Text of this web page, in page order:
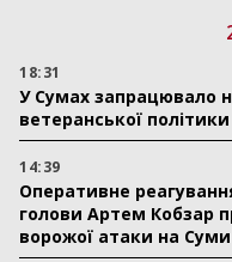
18:31
У Сумах запрацювало
ветеранської політики
14:39
Оперативне
голови Артем Кобзар
ворожої атаки на Суми